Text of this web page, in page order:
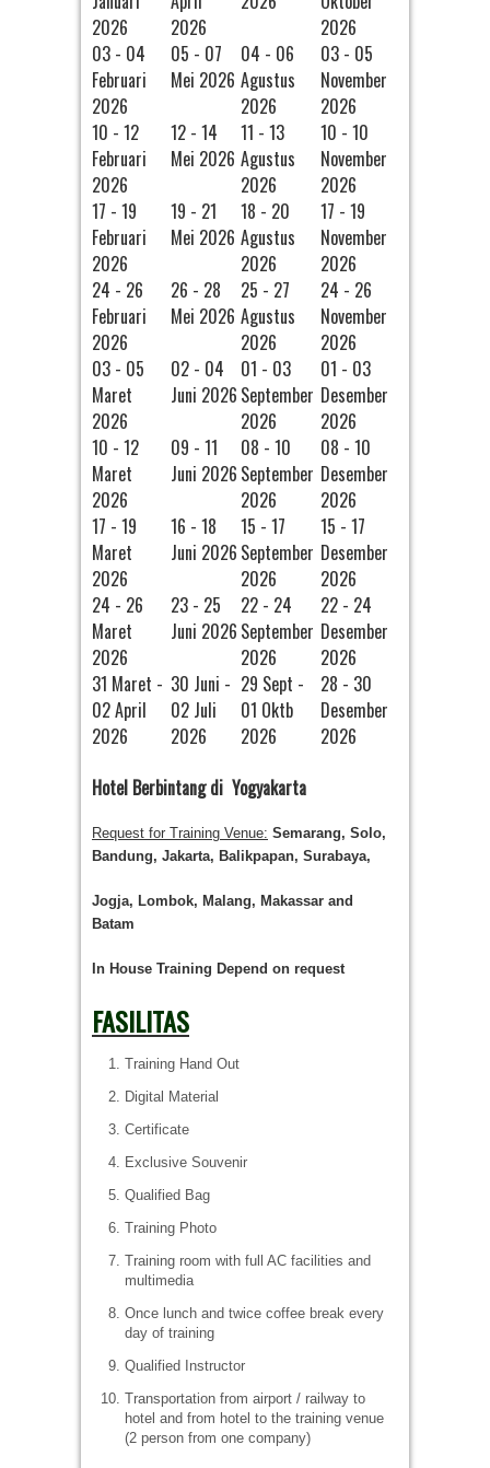
2026
2026
2026
03 - 04
Februari
2026
05 - 07
Mei 2026
04 - 06
Agustus
2026
03 - 05
November
2026
10 - 12
Februari
2026
12 - 14
Mei 2026
11 - 13
Agustus
2026
10 - 10
November
2026
17 - 19
Februari
2026
19 - 21
Mei 2026
18 - 20
Agustus
2026
17 - 19
November
2026
24 - 26
Februari
2026
26 - 28
Mei 2026
25 - 27
Agustus
2026
24 - 26
November
2026
03 - 05
Maret
2026
02 - 04
Juni 2026
01 - 03
September
2026
01 - 03
Desember
2026
10 - 12
Maret
2026
09 - 11
Juni 2026
08 - 10
September
2026
08 - 10
Desember
2026
17 - 19
Maret
2026
16 - 18
Juni 2026
15 - 17
September
2026
15 - 17
Desember
2026
24 - 26
Maret
2026
23 - 25
Juni 2026
22 - 24
September
2026
22 - 24
Desember
2026
31 Maret -
02 April
2026
30 Juni -
02 Juli
2026
29 Sept -
01 Oktb
2026
28 - 30
Desember
2026
Hotel Berbintang di Yogyakarta
Request for Training Venue: Semarang, Solo,
Bandung, Jakarta, Balikpapan, Surabaya,
Jogja, Lombok, Malang, Makassar and
Batam
In House Training Depend on request
FASILITAS
Training Hand Out
Digital Material
Certificate
Exclusive Souvenir
Qualified Bag
Training Photo
Training room with full AC facilities and
multimedia
Once lunch and twice coffee break every
day of training
Qualified Instructor
Transportation from airport / railway to
hotel and from hotel to the training venue
(2 person from one company)